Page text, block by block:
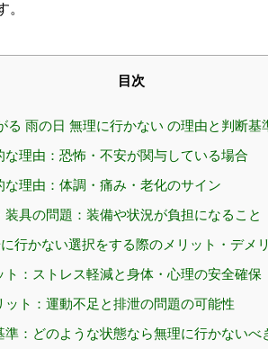
。
目次
る 雨の日 無理に行かない の理由と判断基
な理由：恐怖・不安が関与している場合
な理由：体調・痛み・老化のサイン
装具の問題：装備や状況が負担になること
行かない選択をする際のメリット・デメ
ト：ストレス軽減と身体・心理の安全確保
ット：運動不足と排泄の問題の可能性
準：どのような状態なら無理に行かないべ